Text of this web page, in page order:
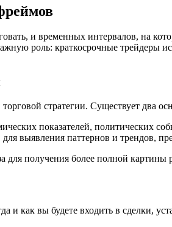
и временных интервалов, на
роль: краткосрочные трейдеры
стратегии. Существует два
показателей, политических
выявления паттернов и трендов,
для получения более полной картины
и как вы будете входить в